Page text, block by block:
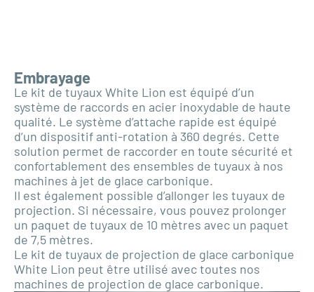
Embrayage
Le kit de tuyaux White Lion est équipé d’un
système de raccords en acier inoxydable de haute
qualité. Le système d’attache rapide est équipé
d’un dispositif anti-rotation à 360 degrés. Cette
solution permet de raccorder en toute sécurité et
confortablement des ensembles de tuyaux à nos
machines à jet de glace carbonique.
Il est également possible d’allonger les tuyaux de
projection. Si nécessaire, vous pouvez prolonger
un paquet de tuyaux de 10 mètres avec un paquet
de 7,5 mètres.
Le kit de tuyaux de projection de glace carbonique
White Lion peut être utilisé avec toutes nos
machines de projection de glace carbonique.